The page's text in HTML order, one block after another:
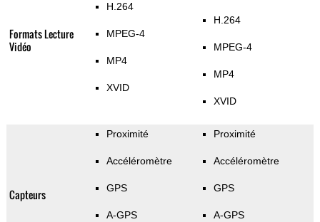
Formats Lecture
Vidéo
H.264
MPEG-4
MP4
XVID
H.264
MPEG-4
MP4
XVID
Capteurs
Proximité
Accéléromètre
GPS
A-GPS
Proximité
Accéléromètre
GPS
A-GPS